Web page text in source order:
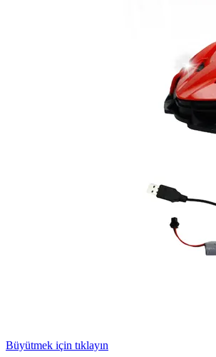
Büyütmek için tıklayın